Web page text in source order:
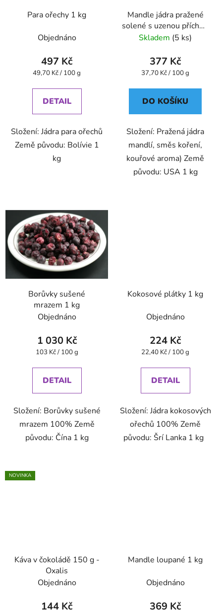
Para ořechy 1 kg
Objednáno
497 Kč
Měrná
49,70 Kč / 100 g
DETAIL
Složení: Jádra para ořechů
Země původu: Bolívie 1
kg
Mandle jádra pražené
solené s uzenou příchutí
1 kg
Skladem (5 ks)
377 Kč
Měrná
37,70 Kč / 100 g
DO KOŠÍKU
Složení: Pražená jádra
mandlí, směs koření,
kouřové aroma) Země
původu: USA 1 kg
Borůvky sušené
mrazem 1 kg
Objednáno
1 030 Kč
Měrná
103 Kč / 100 g
DETAIL
Složení: Borůvky sušené
mrazem 100% Země
původu: Čína 1 kg
Kokosové plátky 1 kg
Objednáno
224 Kč
Měrná
22,40 Kč / 100 g
DETAIL
Složení: Jádra kokosových
ořechů 100% Země
původu: Šrí Lanka 1 kg
NOVINKA
Káva v čokoládě 150 g -
Oxalis
Objednáno
144 Kč
Mandle loupané 1 kg
Objednáno
369 Kč